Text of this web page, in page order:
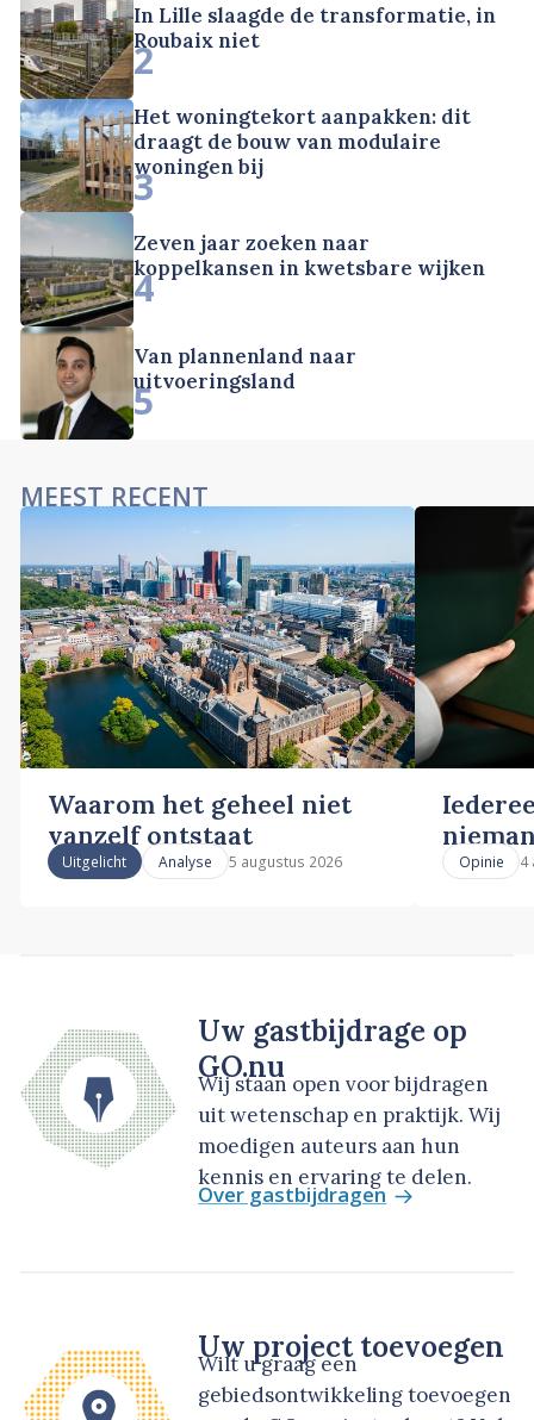
In Lille slaagde de transformatie, in
Roubaix niet
2
Het woningtekort aanpakken: dit
draagt de bouw van modulaire
woningen bij
3
Zeven jaar zoeken naar
koppelkansen in kwetsbare wijken
4
Van plannenland naar
uitvoeringsland
5
MEEST RECENT
Waarom het geheel niet
vanzelf ontstaat
Uitgelicht Analyse 5 augustus 2026 Opinie 4
Uw gastbijdrage op
GO.nu
Wij staan open voor bijdragen
uit wetenschap en praktijk. Wij
moedigen auteurs aan hun
kennis en ervaring te delen.
Over gastbijdragen
Uw project toevoegen
Wilt u graag een
gebiedsontwikkeling toevoegen